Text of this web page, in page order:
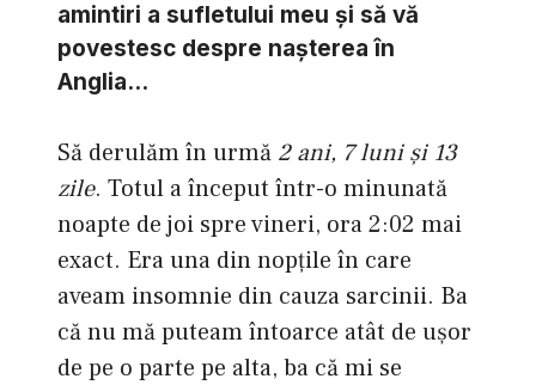
amintiri a sufletului meu şi să vă
povestesc despre naşterea în
Anglia…
Să derulăm în urmă 2 ani, 7 luni şi 13
zile. Totul a început într-o minunată
noapte de joi spre vineri, ora 2:02 mai
exact. Era una din nopţile în care
aveam insomnie din cauza sarcinii. Ba
că nu mă puteam întoarce atât de uşor
de pe o parte pe alta, ba că mi se